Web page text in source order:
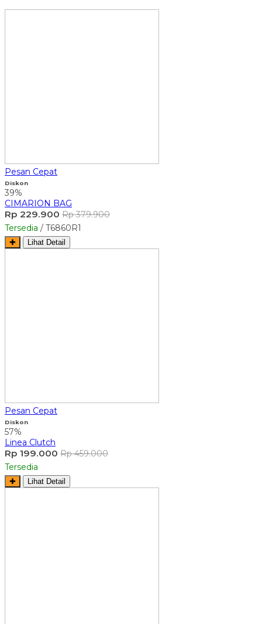
Pesan Cepat
Diskon
39%
CIMARION BAG
Rp 229.900 Rp 379.900
Tersedia / T6860R1
✚ Lihat Detail
Pesan Cepat
Diskon
57%
Linea Clutch
Rp 199.000 Rp 459.000
Tersedia
✚ Lihat Detail